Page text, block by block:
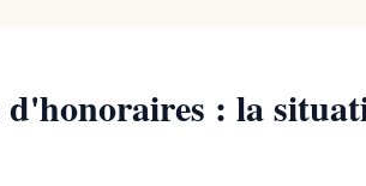
d'honoraires : la